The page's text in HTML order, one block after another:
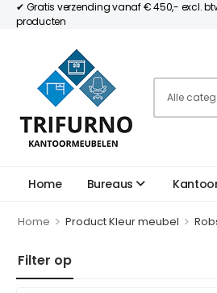
✔ Gratis verzending vanaf € 450,- excl.
producten
Home Bureaus
Home > Product Kleur meubel >
Filter op